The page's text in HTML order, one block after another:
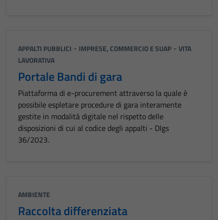
APPALTI PUBBLICI - IMPRESE, COMMERCIO E SUAP - VITA
LAVORATIVA
Portale Bandi di gara
Piattaforma di e-procurement attraverso la quale è
possibile espletare procedure di gara interamente
gestite in modalità digitale nel rispetto delle
disposizioni di cui al codice degli appalti - Dlgs
36/2023.
AMBIENTE
Raccolta differenziata